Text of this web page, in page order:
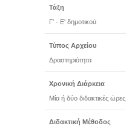
Τάξη
Γ' - Ε' δημοτικού
Τύπος Αρχείου
Δραστηριότητα
Χρονική Διάρκεια
Μία ή δύο διδακτικές ώρες
Διδακτική Μέθοδος